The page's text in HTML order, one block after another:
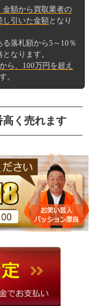
額から買取業者の
し引いた金額となり
落札額から5～10％
なります。
ら、100万円を超え
。
く売れます